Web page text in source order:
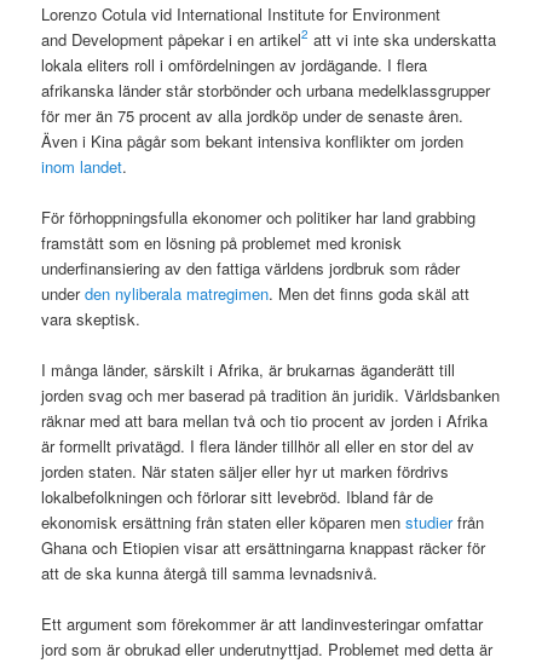
Lorenzo Cotula vid International Institute for Environment
and Development påpekar i en artikel2 att vi inte ska underskatta
lokala eliters roll i omfördelningen av jordägande. I flera
afrikanska länder står storbönder och urbana medelklassgrupper
för mer än 75 procent av alla jordköp under de senaste åren.
Även i Kina pågår som bekant intensiva konflikter om jorden
inom landet.
För förhoppningsfulla ekonomer och politiker har land grabbing
framstått som en lösning på problemet med kronisk
underfinansiering av den fattiga världens jordbruk som råder
underden nyliberala matregimen. Men det finns goda skäl att
vara skeptisk.
I många länder, särskilt i Afrika, är brukarnas äganderätt till
jorden svag och mer baserad på tradition än juridik. Världsbanken
räknar med att bara mellan två och tio procent av jorden i Afrika
är formellt privatägd. I flera länder tillhör all eller en stor del av
jorden staten. När staten säljer eller hyr ut marken fördrivs
lokalbefolkningen och förlorar sitt levebröd. Ibland får de
ekonomisk ersättning från staten eller köparen menstudierfrån
Ghana och Etiopien visar att ersättningarna knappast räcker för
att de ska kunna återgå till samma levnadsnivå.
Ett argument som förekommer är att landinvesteringar omfattar
jord som är obrukad eller underutnyttjad. Problemet med detta är